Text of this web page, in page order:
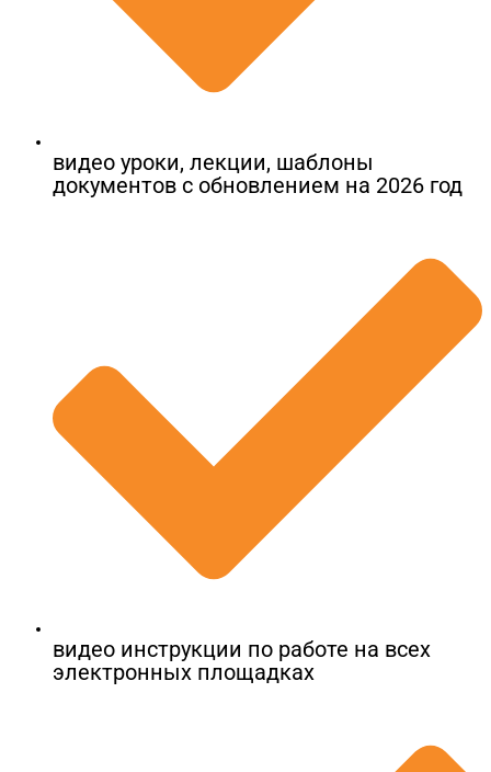
видео уроки, лекции, шаблоны
документов​ с обновлением на 2026 год
видео инструкции по работе на всех
электронных площадках